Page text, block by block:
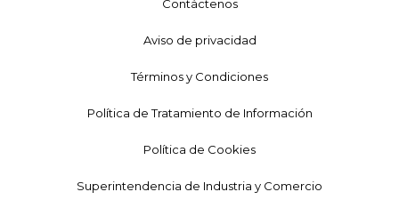
Contáctenos
Aviso de privacidad
Términos y Condiciones
Política de Tratamiento de Información
Política de Cookies
Superintendencia de Industria y Comercio